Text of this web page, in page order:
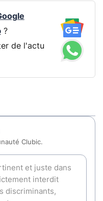
?
de l'actu
Clubic.